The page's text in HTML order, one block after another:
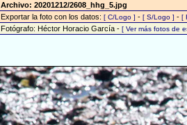
Archivo: 20201212/2608_hhg_5.jpg
Exportar la foto con los datos: [ C/Logo ] - [ S/Logo ] - [
Fotógrafo: Héctor Horacio García - [ Ver más fotos de